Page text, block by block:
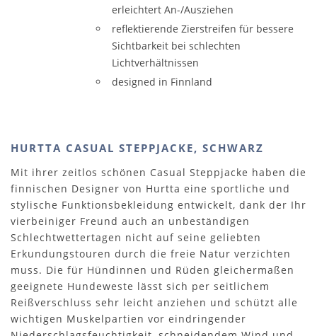
erleichtert An-/Ausziehen
reflektierende Zierstreifen für bessere
Sichtbarkeit bei schlechten
Lichtverhältnissen
designed in Finnland
HURTTA CASUAL STEPPJACKE, SCHWARZ
Mit ihrer zeitlos schönen Casual Steppjacke haben die
finnischen Designer von Hurtta eine sportliche und
stylische Funktionsbekleidung entwickelt, dank der Ihr
vierbeiniger Freund auch an unbeständigen
Schlechtwettertagen nicht auf seine geliebten
Erkundungstouren durch die freie Natur verzichten
muss. Die für Hündinnen und Rüden gleichermaßen
geeignete Hundeweste lässt sich per seitlichem
Reißverschluss sehr leicht anziehen und schützt alle
wichtigen Muskelpartien vor eindringender